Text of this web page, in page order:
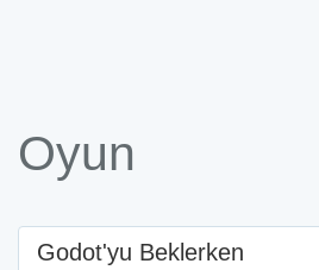
Oyun
Godot'yu Beklerken